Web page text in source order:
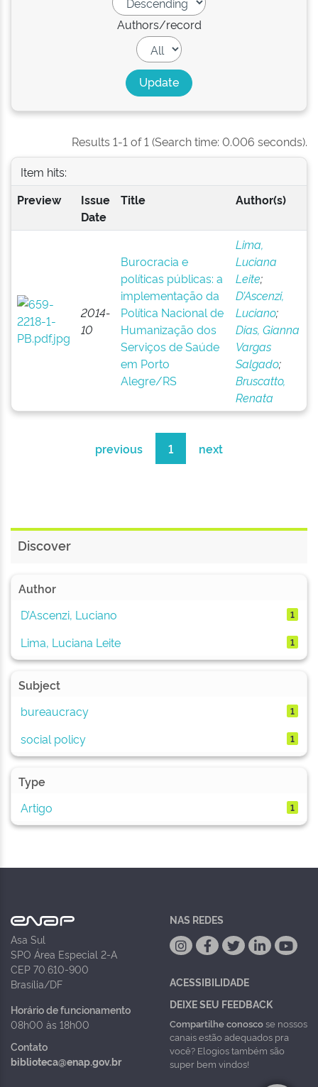
Authors/record
Results 1-1 of 1 (Search time: 0.006 seconds).
Item hits:
Preview
Issue
Date
Title Author(s)
2014-
10
Burocracia e
políticas públicas: a
implementação da
Política Nacional de
Humanização dos
Serviços de Saúde
em Porto
Alegre/RS
Lima,
Luciana
Leite;
D’Ascenzi,
Luciano;
Dias, Gianna
Vargas
Salgado;
Bruscatto,
Renata
previous 1 next
Discover
Author
D’Ascenzi, Luciano
1
Lima, Luciana Leite 1
Subject
bureaucracy
1
social policy 1
Type
Artigo
1
Asa Sul
SPO Área Especial 2-A
CEP 70.610-900
Brasília/DF
Horário de funcionamento
08h00 às 18h00
Contato
biblioteca@enap.gov.br
NAS REDES
ACESSIBILIDADE
DEIXE SEU FEEDBACK
Compartilhe conoscose nossos
canais estão adequados pra
você? Elogios também são
super bem vindos!